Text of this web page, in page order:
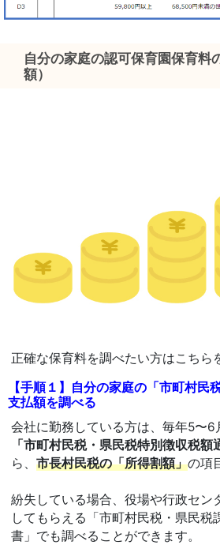
自分の家庭の認可保育園保育料
額）
正確な保育料を調べたい方はこちら
【手順１】自分の家庭の「市町村民
支払額を調べる
会社に勤務している方は、毎年5〜6
「市町村民税・県民税特別徴収税額
ら、 市長村民税の「所得割額」の項
紛失している場合、役場や行政セン
してもらえる「市町村民税・県民税
書」でも調べることができます。